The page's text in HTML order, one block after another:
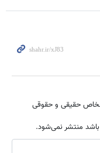
حقیقی و حقوقی
باشد منتشر نمی‌شود.